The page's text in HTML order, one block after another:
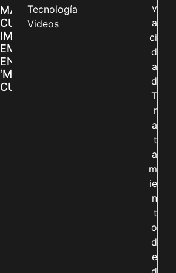
MADRES
CUIDADORAS
IMPULSAN SUS
EMPRENDIMIENTOS
EN LA FERIA
‘MANOS QUE
CUIDAN Y CREAN’
Tecnología
Videos
v
a
ci
d
a
d
T
r
a
t
a
m
ie
n
t
o
d
e